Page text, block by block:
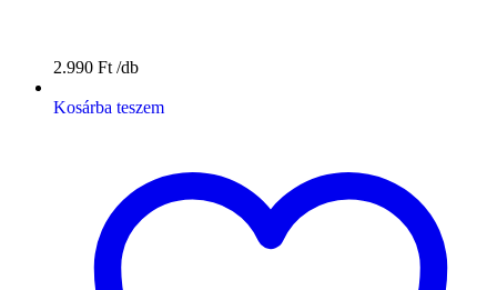
2.990 Ft
Kosárba teszem